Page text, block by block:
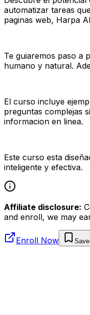
automatizar tareas
paginas web, Harpa
Te guiaremos paso a
humano y natural.
El curso incluye
preguntas complejas
informacion en linea.
Este curso esta
inteligente y efectiva.
Affiliate disclosure:
and enroll, we may
Enroll Now